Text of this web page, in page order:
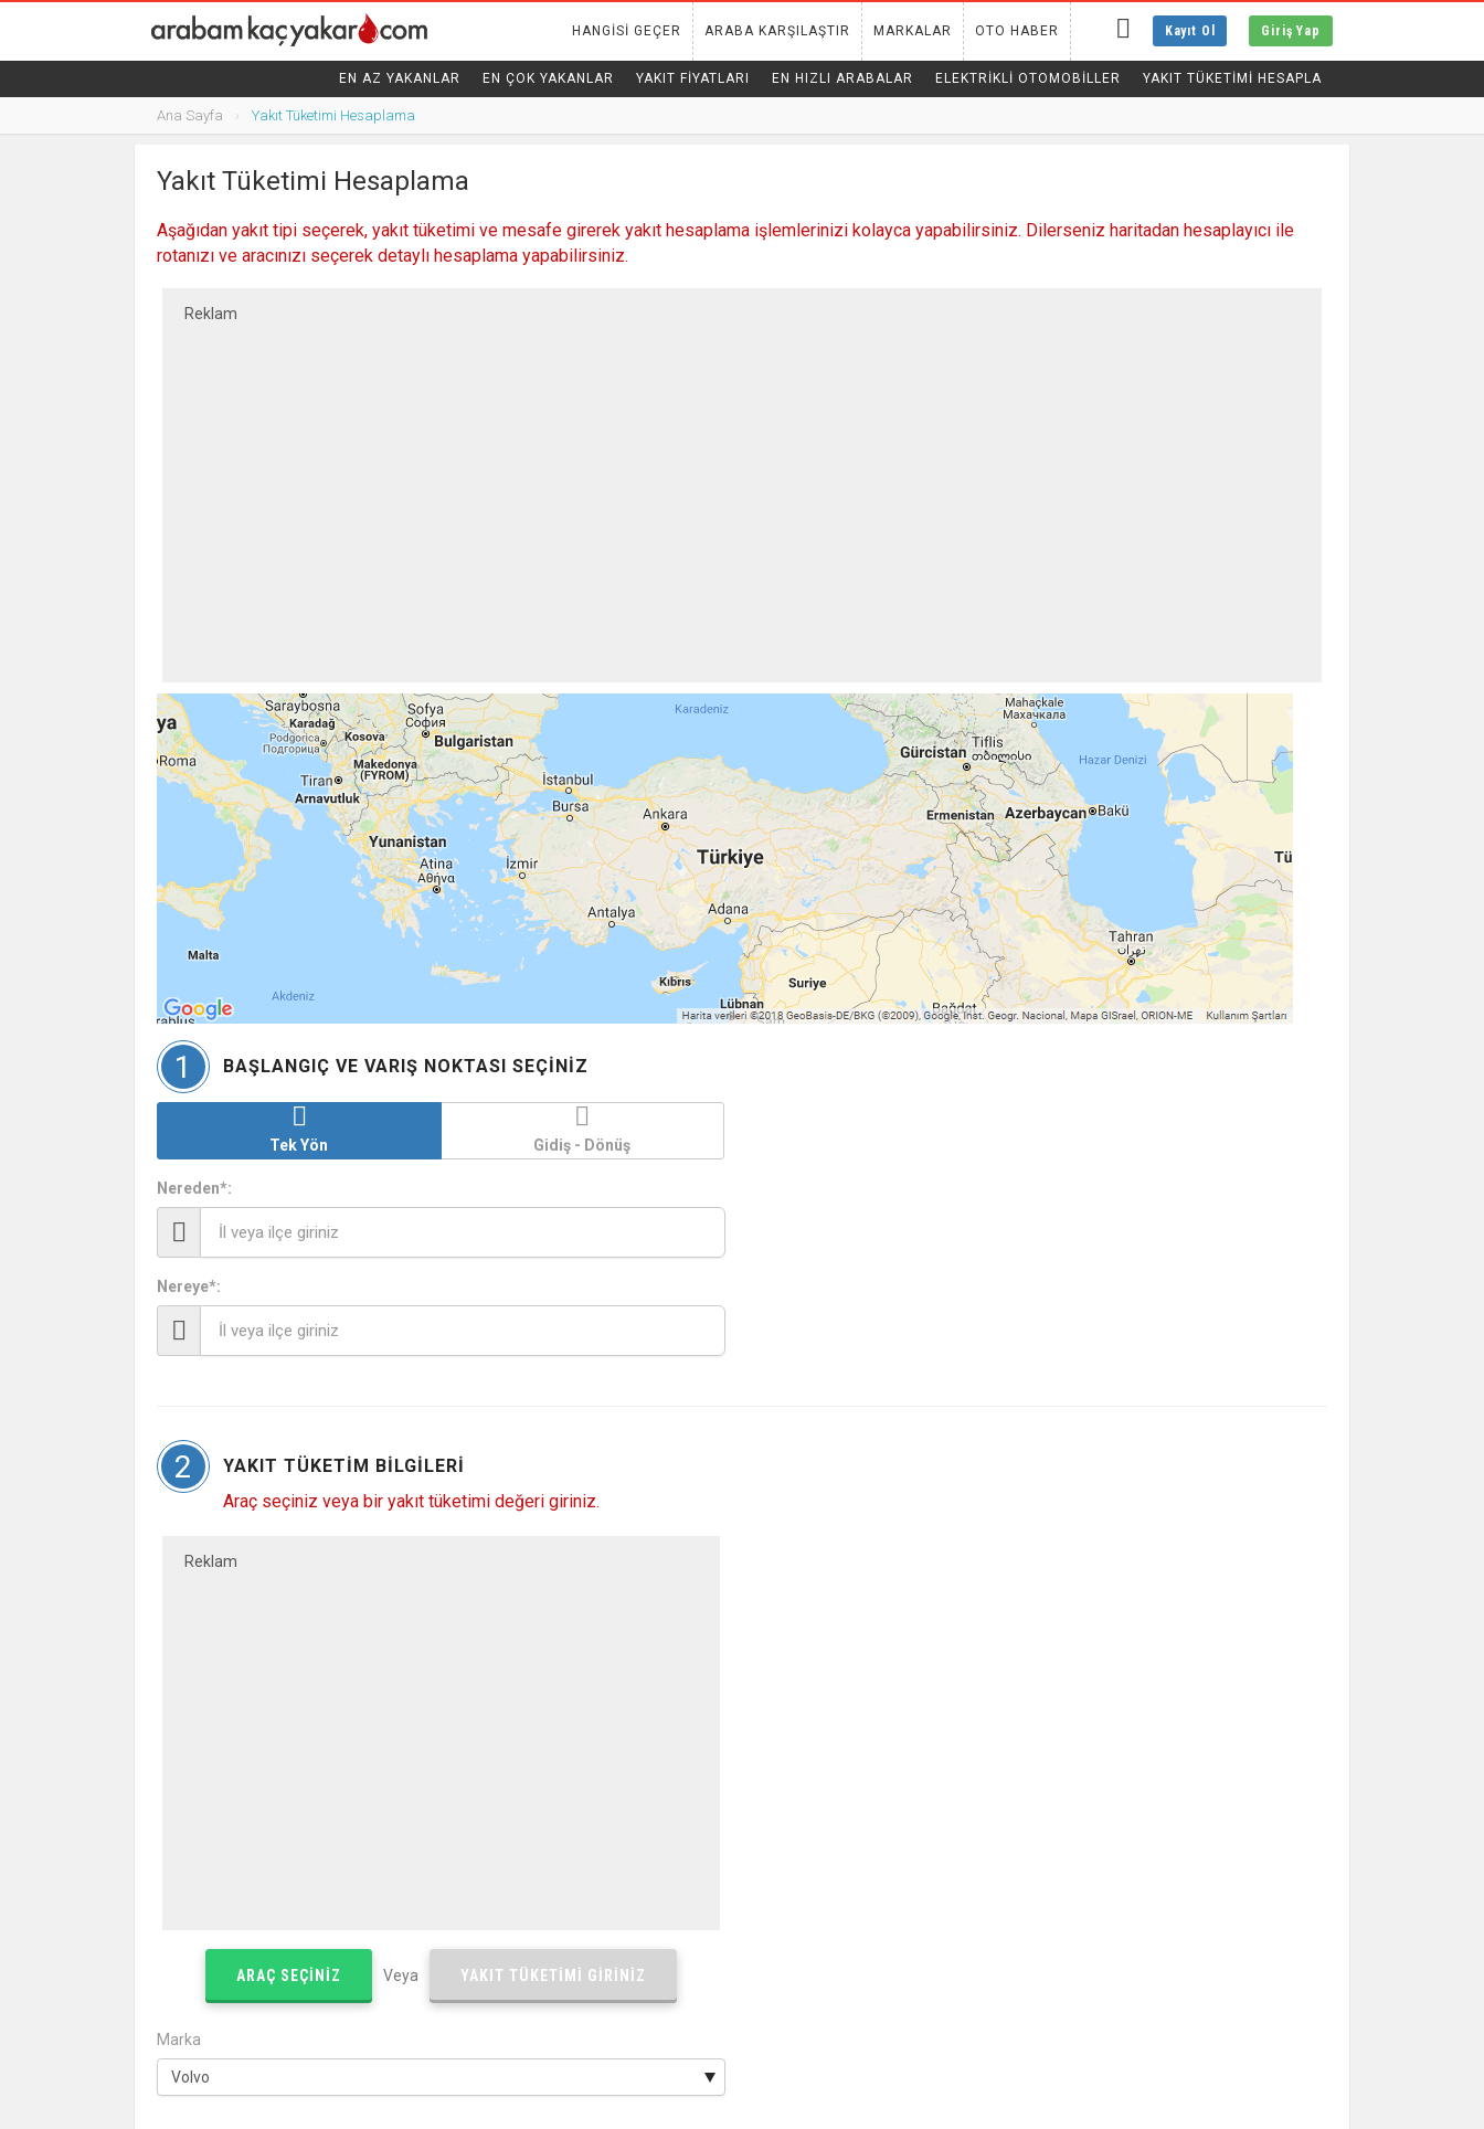
Kayıt Ol Giriş Yap
HANGISI GEÇER ARABA KARŞILAŞTIR MARKALAR OTO HABER
EN AZ YAKANLAR EN ÇOK YAKANLAR YAKIT FIYATLARI EN HIZLI ARABALAR ELEKTRIKLI OTOMOBILLER YAKIT TÜKETİMİ HESAPLA
Ana Sayfa Yakıt Tüketimi Hesaplama
Yakıt Tüketimi Hesaplama
Aşağıdan yakıt tipi seçerek, yakıt tüketimi ve mesafe girerek yakıt hesaplama işlemlerinizi kolayca yapabilirsiniz. Dilerseniz haritadan hesaplayıcı ile
rotanızı ve aracınızı seçerek detaylı hesaplama yapabilirsiniz.
Reklam
1 BAŞLANGIÇ VE VARIŞ NOKTASI SEÇINIZ
Tek Yön Gidiş - Dönüş
Nereden*:
Nereye*:
2
YAKIT TÜKETIM BILGILERI
Araç seçiniz veya bir yakıt tüketimi değeri giriniz.
Reklam
ARAÇ SEÇINIZ Veya YAKIT TÜKETIMI GIRINIZ
Marka